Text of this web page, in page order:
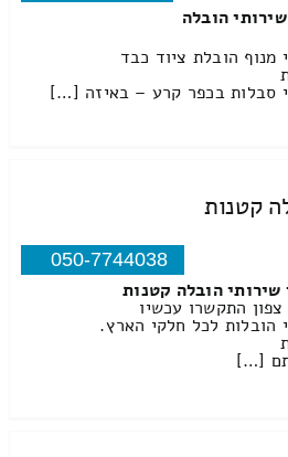
הובלה
מנוף הובלת ציוד כבד
סבלות בכפר קרע – באיזה […]
קטנות
050-7744038
שירותי הובלה קטנות
צפון התקשרו עכשיו
הובלות לכל חלקי הארץ.
[…]